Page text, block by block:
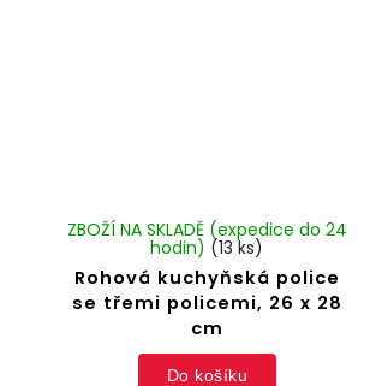
Rohová kuchyňská police
se třemi policemi, 26 x 28
cm
ZBOŽÍ NA SKLADĚ (expedice do 24
hodin) (13 ks)
Do košíku